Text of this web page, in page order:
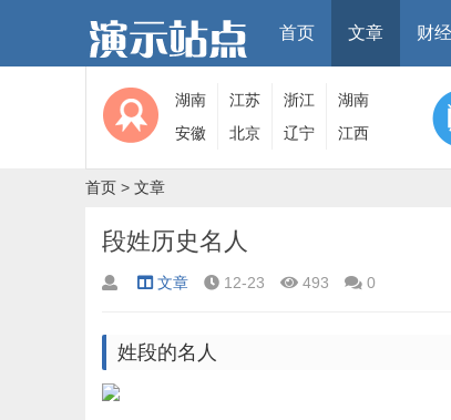
首页 文章 财经
湖南 江苏 浙江
湖南
安徽
北京 辽宁 江西
首页 > 文章
段姓历史名人
文章 12-23 493 0
姓段的名人